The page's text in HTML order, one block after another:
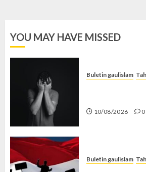
YOU MAY HAVE MISSED
Buletin gaulislam
10/08/2026 0
Buletin gaulislam